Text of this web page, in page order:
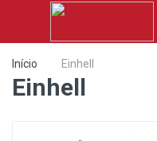
Início Einhell
Einhell